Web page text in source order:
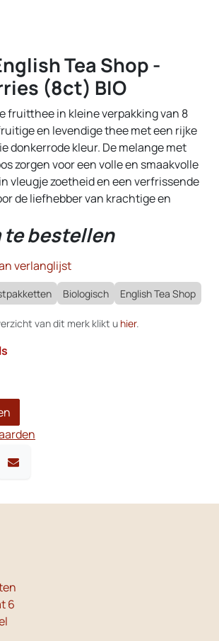
Tea Shop -
(8ct) BIO
fruitthee in kleine verpakking van 8
en levendige thee met een rijke
donkerrode kleur. De melange met
zorgen voor een volle en smaakvolle
vleugje zoetheid en een verfrissende
de liefhebber van krachtige en
te bestellen
verlanglijst
Biologisch English Tea Shop
van dit merk klikt u hier.
6